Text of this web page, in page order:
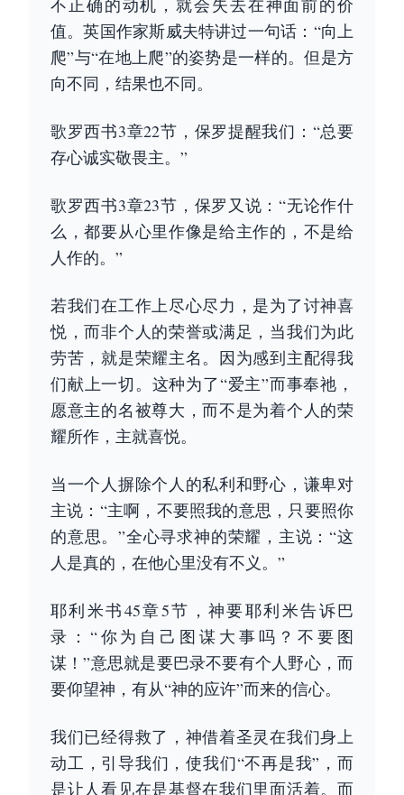
不正确的动机，就会失去在神面前的价
值。英国作家斯威夫特讲过一句话：“向上
爬”与“在地上爬”的姿势是一样的。但是方
向不同，结果也不同。
歌罗西书3章22节，保罗提醒我们：“总要
存心诚实敬畏主。”
歌罗西书3章23节，保罗又说：“无论作什
么，都要从心里作像是给主作的，不是给
人作的。”
若我们在工作上尽心尽力，是为了讨神喜
悦，而非个人的荣誉或满足，当我们为此
劳苦，就是荣耀主名。因为感到主配得我
们献上一切。这种为了“爱主”而事奉祂，
愿意主的名被尊大，而不是为着个人的荣
耀所作，主就喜悦。
当一个人摒除个人的私利和野心，谦卑对
主说：“主啊，不要照我的意思，只要照你
的意思。”全心寻求神的荣耀，主说：“这
人是真的，在他心里没有不义。”
耶利米书45章5节，神要耶利米告诉巴
录：“你为自己图谋大事吗？不要图
谋！”意思就是要巴录不要有个人野心，而
要仰望神，有从“神的应许”而来的信心。
我们已经得救了，神借着圣灵在我们身上
动工，引导我们，使我们“不再是我”，而
是让人看见在是基督在我们里面活着。而